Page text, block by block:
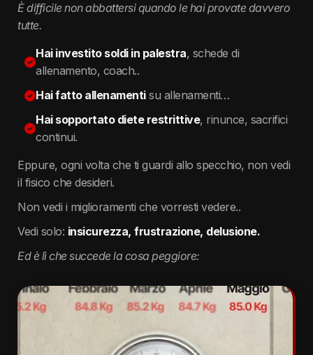
È difficile non abbattersi quando le hai provate davvero
tutte.
Hai investito soldi in palestra, schede di
allenamento, coach..
Hai fatto allenamentisu allenamenti…
Hai sopportato diete restrittive, rinunce, sacrifici
continui.
Eppure, ogni volta che ti guardi allo specchio, non vedi
il fisico che desideri.
Non vedi i miglioramenti che vorresti vedere..
Vedi solo: insicurezza, frustrazione, delusione.
Ed è lì che succede la cosa peggiore: